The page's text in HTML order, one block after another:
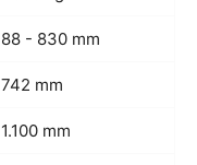
88 - 830 mm
742 mm
1.100 mm